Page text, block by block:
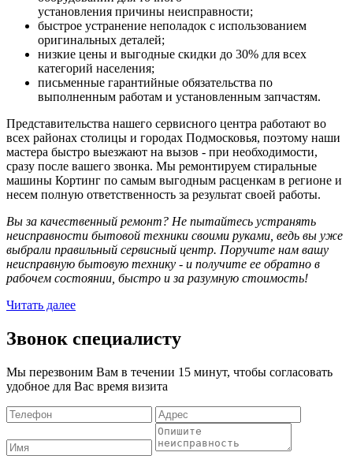
установления причины неисправности;
быстрое устранение неполадок с использованием
оригинальных деталей;
низкие цены и выгодные скидки до 30% для всех
категорий населения;
письменные гарантийные обязательства по
выполненным работам и установленным запчастям.
Представительства нашего сервисного центра работают во
всех районах столицы и городах Подмосковья, поэтому наши
мастера быстро выезжают на вызов - при необходимости,
сразу после вашего звонка. Мы ремонтируем стиральные
машины Кортинг по самым выгодным расценкам в регионе и
несем полную ответственность за результат своей работы.
Вы за качественный ремонт? Не пытайтесь устранять
неисправности бытовой техники своими руками, ведь вы уже
выбрали правильный сервисный центр. Поручите нам вашу
неисправную бытовую технику - и получите ее обратно в
рабочем состоянии, быстро и за разумную стоимость!
Читать далее
Звонок специалисту
Мы перезвоним Вам в течении 15 минут, чтобы согласовать
удобное для Вас время визита